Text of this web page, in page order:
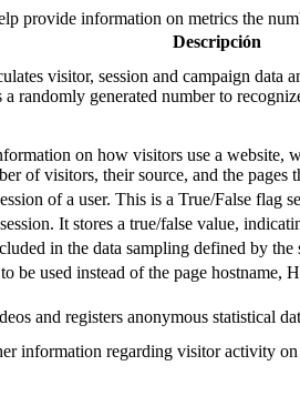
provide information on metrics the
Descripción
visitor, session and campaign data
randomly generated number to
on how visitors use a website,
of visitors, their source, and the pages
of a user. This is a True/False flag
It stores a true/false value,
in the data sampling defined by
be used instead of the page
and registers anonymous statistical
information regarding visitor activity